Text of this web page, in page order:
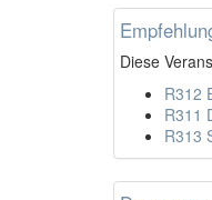
Diese
R312
R311
R313